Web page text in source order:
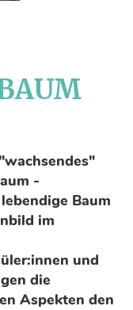
-
Baum
im
und
die
Aspekten den